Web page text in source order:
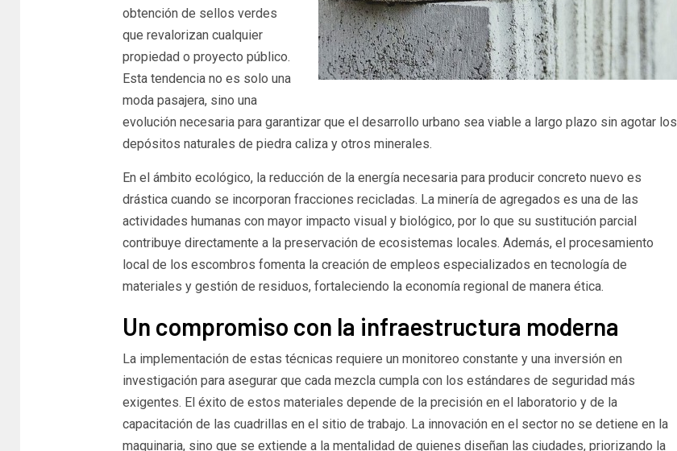
obtención de sellos verdes
que revalorizan cualquier
propiedad o proyecto público.
Esta tendencia no es solo una
moda pasajera, sino una
evolución necesaria para garantizar que el desarrollo urbano sea viable a largo plazo sin agotar los
depósitos naturales de piedra caliza y otros minerales.
En el ámbito ecológico, la reducción de la energía necesaria para producir concreto nuevo es
drástica cuando se incorporan fracciones recicladas. La minería de agregados es una de las
actividades humanas con mayor impacto visual y biológico, por lo que su sustitución parcial
contribuye directamente a la preservación de ecosistemas locales. Además, el procesamiento
local de los escombros fomenta la creación de empleos especializados en tecnología de
materiales y gestión de residuos, fortaleciendo la economía regional de manera ética.
Un compromiso con la infraestructura moderna
La implementación de estas técnicas requiere un monitoreo constante y una inversión en
investigación para asegurar que cada mezcla cumpla con los estándares de seguridad más
exigentes. El éxito de estos materiales depende de la precisión en el laboratorio y de la
capacitación de las cuadrillas en el sitio de trabajo. La innovación en el sector no se detiene en la
maquinaria, sino que se extiende a la mentalidad de quienes diseñan las ciudades, priorizando la